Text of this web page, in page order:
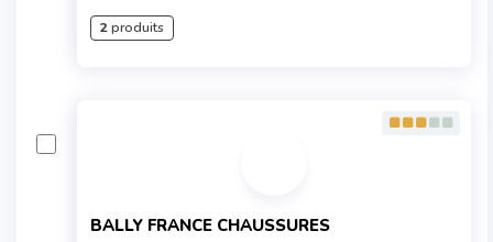
2produits
BALLY FRANCE CHAUSSURES